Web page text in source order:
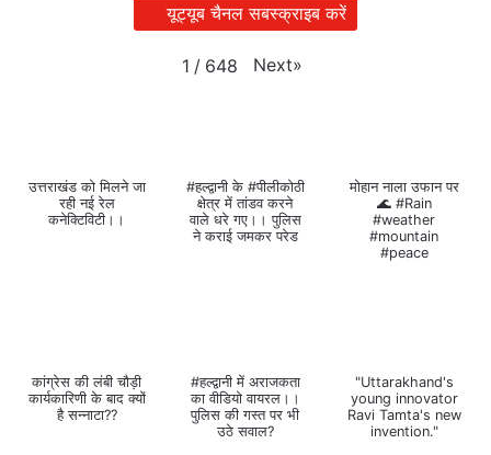
यूट्यूब चैनल सबस्क्राइब करें
1 / 648 Next»
उत्तराखंड को मिलने जा
रही नई रेल
कनेक्टिविटी।।
#हल्द्वानी के #पीलीकोठी
क्षेत्र में तांडव करने
वाले धरे गए।। पुलिस
ने कराई जमकर परेड
मोहान नाला उफान पर
🌊 #Rain
#weather
#mountain
#peace
कांग्रेस की लंबी चौड़ी
कार्यकारिणी के बाद क्यों
है सन्नाटा??
#हल्द्वानी में अराजकता
का वीडियो वायरल।।
पुलिस की गस्त पर भी
उठे सवाल?
"Uttarakhand's
young innovator
Ravi Tamta's new
invention."